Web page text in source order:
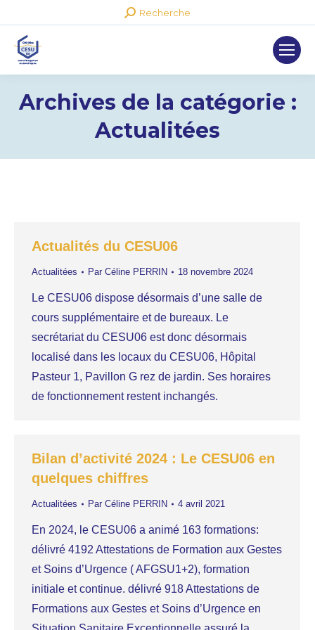
Recherche
:
Recherche
Archives de la catégorie :
Actualitées
Actualités du CESU06
Actualitées Par Céline PERRIN 18 novembre 2024
Le CESU06 dispose désormais d’une salle de
cours supplémentaire et de bureaux. Le
secrétariat du CESU06 est donc désormais
localisé dans les locaux du CESU06, Hôpital
Pasteur 1, Pavillon G rez de jardin. Ses horaires
de fonctionnement restent inchangés.
Bilan d’activité 2024 : Le CESU06 en
quelques chiffres
Actualitées Par Céline PERRIN 4 avril 2021
En 2024, le CESU06 a animé 163 formations:
délivré 4192 Attestations de Formation aux Gestes
et Soins d’Urgence ( AFGSU1+2), formation
initiale et continue. délivré 918 Attestations de
Formations aux Gestes et Soins d’Urgence en